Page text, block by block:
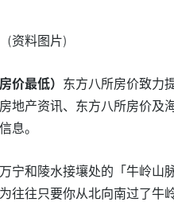
(资料图片)
价最低） 东方八所房价致力
地产资讯、东方八所房价及
息。
宁和陵水接壤处的「牛岭山
往往只要你从北向南过了牛